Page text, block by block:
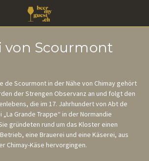
von Scourmont
de Scourmont in der Nähe von Chimay gehört
der Strengen Observanz an und folgt den
die im 17. Jahrhundert von Abt de
Grande Trappe“ in der Normandie
gründeten rund um das Kloster einen
eine Brauerei und eine Käserei, aus
Chimay-Käse hervorgingen.